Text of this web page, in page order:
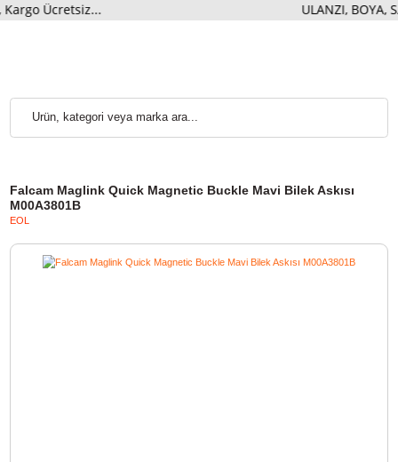
Falcam Maglink Quick Magnetic Buckle Mavi Bilek Askısı
M00A3801B
EOL
ULANZI, BOYA,